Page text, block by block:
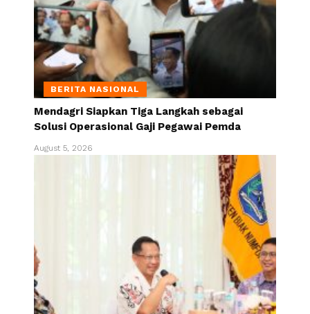
BERITA NASIONAL
Mendagri Siapkan Tiga Langkah sebagai
Solusi Operasional Gaji Pegawai Pemda
August 5, 2026